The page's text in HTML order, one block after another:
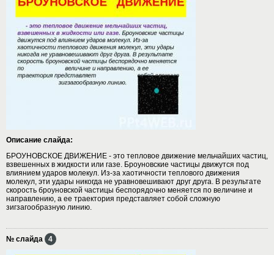
Описание слайда:
БРОУНОВСКОЕ ДВИЖЕНИЕ - это тепловое движение мельчайших частиц,
взвешенных в жидкости или газе. Броуновские частицы движутся под
влиянием ударов молекул. Из-за хаотичности теплового движения
молекул, эти удары никогда не уравновешивают друг друга. В результате
скорость броуновской частицы беспорядочно меняется по величине и
направлению, а ее траектория представляет собой сложную
зигзагообразную линию.
№ слайда 4